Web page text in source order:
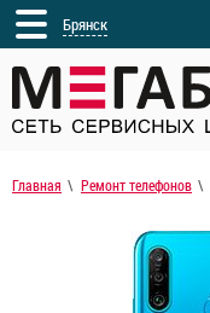
Брянск
Главная Ремонт телефонов